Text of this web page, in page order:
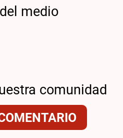
medio
comunidad